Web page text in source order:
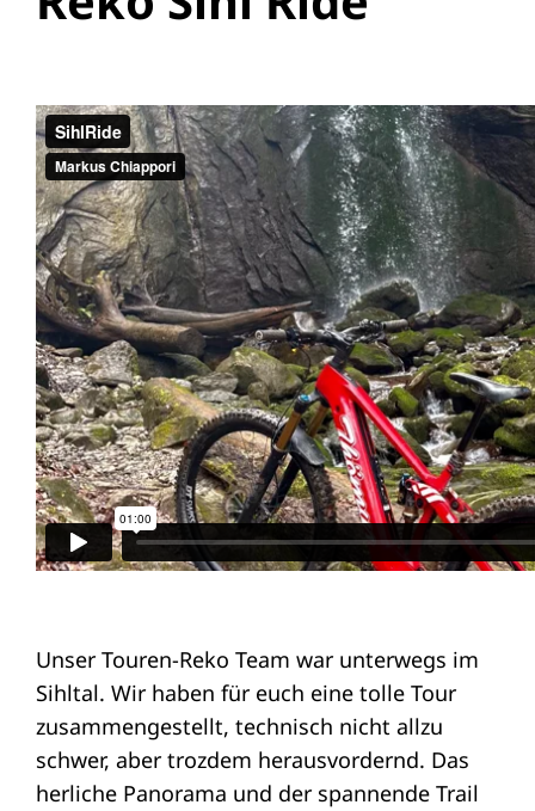
Unser Touren-Reko Team war unterwegs im
Sihltal. Wir haben für euch eine tolle Tour
zusammengestellt, technisch nicht allzu
schwer, aber trozdem herausvordernd. Das
herliche Panorama und der spannende Trail